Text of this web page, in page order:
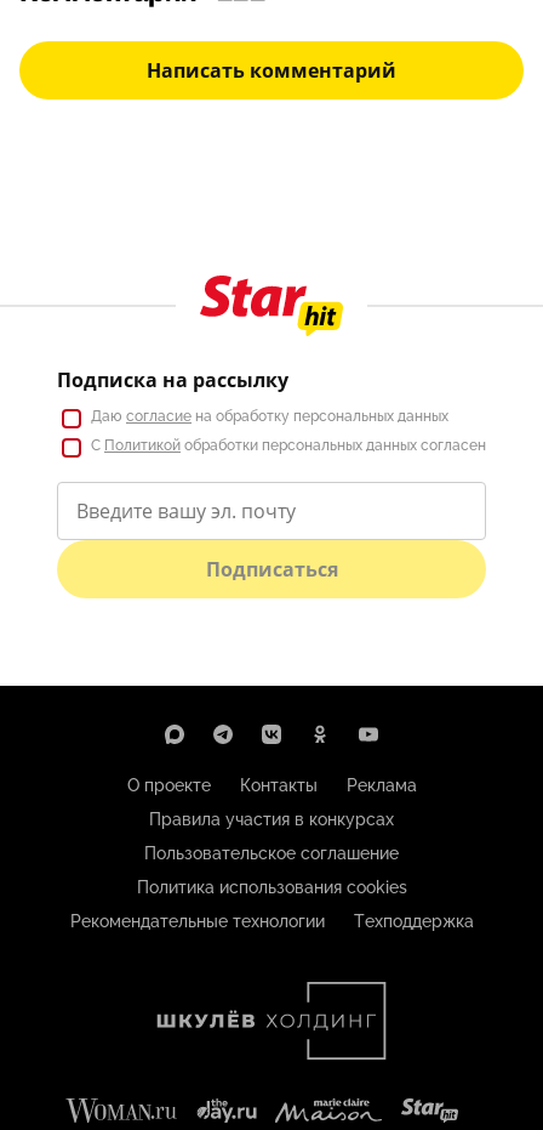
Написать комментарий
Подписка на рассылку
Даю согласие на обработку персональных данных
С Политикой обработки персональных данных согласен
Подписаться
О проекте Контакты
Реклама
Правила участия в конкурсах
Пользовательское соглашение
Политика использования cookies
Рекомендательные технологии
Техподдержка